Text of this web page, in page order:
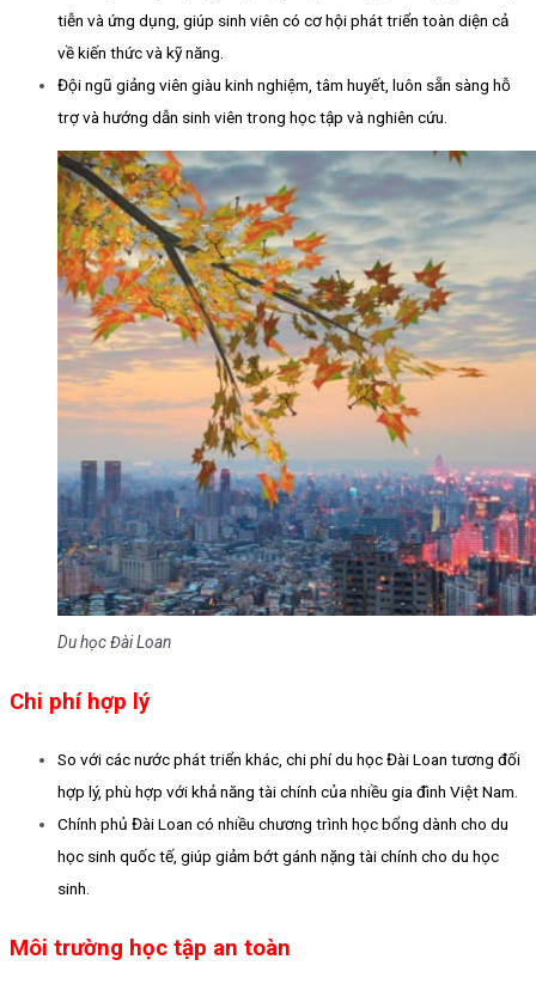
tiễn và ứng dụng, giúp sinh viên có cơ hội phát triển toàn diện cả
về kiến thức và kỹ năng.
Đội ngũ giảng viên giàu kinh nghiệm, tâm huyết, luôn sẵn sàng hỗ
trợ và hướng dẫn sinh viên trong học tập và nghiên cứu.
Du học Đài Loan
Chi phí hợp lý
So với các nước phát triển khác, chi phí du học Đài Loan tương đối
hợp lý, phù hợp với khả năng tài chính của nhiều gia đình Việt Nam.
Chính phủ Đài Loan có nhiều chương trình học bổng dành cho du
học sinh quốc tế, giúp giảm bớt gánh nặng tài chính cho du học
sinh.
Môi trường học tập an toàn